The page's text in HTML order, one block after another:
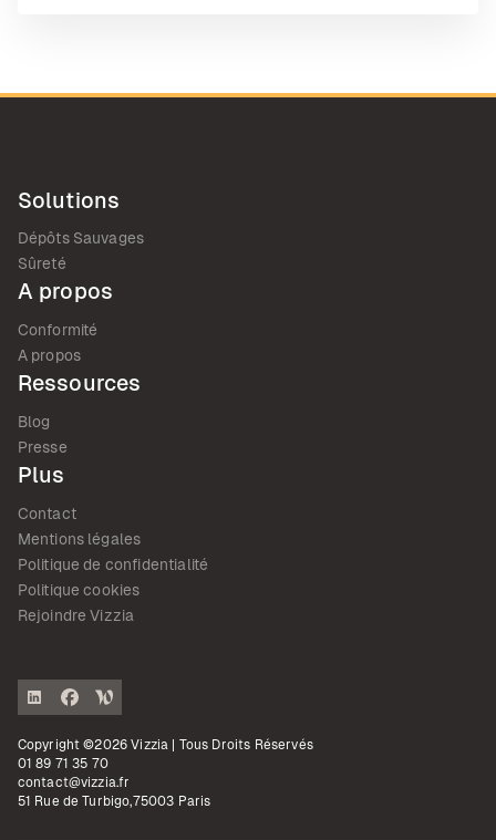
Solutions
Dépôts Sauvages
Sûreté
A propos
Conformité
A propos
Ressources
Blog
Presse
Plus
Contact
Mentions légales
Politique de confidentialité
Politique cookies
Rejoindre Vizzia
Copyright ©2026 Vizzia | Tous Droits Réservés
01 89 71 35 70
contact@vizzia.fr
51 Rue de Turbigo,75003 Paris